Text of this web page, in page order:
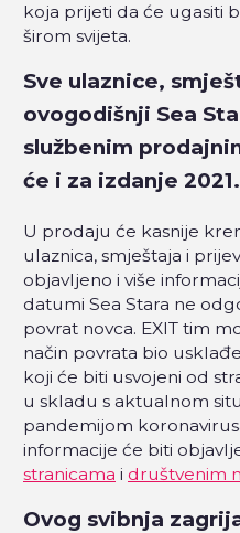
koja prijeti da će ugasiti
širom svijeta.
Sve ulaznice,
ovogodišnji Sea
službenim
će i za izdanje
U prodaju će kasnije
ulaznica, smještaja i
objavljeno i više
datumi Sea Stara ne
povrat novca. EXIT tim
način povrata bio
koji će biti usvojeni od
u skladu s aktualnom
pandemijom
informacije će biti
stranicama i društvenim
Ovog svibnja